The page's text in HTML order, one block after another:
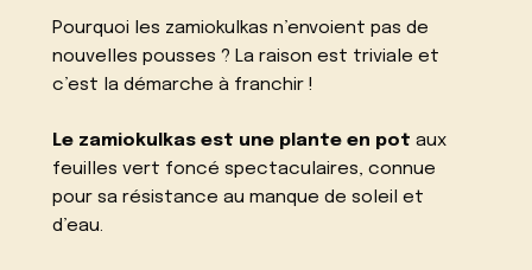
Pourquoi les zamiokulkas n’envoient pas de
nouvelles pousses ? La raison est triviale et
c’est la démarche à franchir !
Le zamiokulkas est une plante en pot aux
feuilles vert foncé spectaculaires, connue
pour sa résistance au manque de soleil et
d’eau.